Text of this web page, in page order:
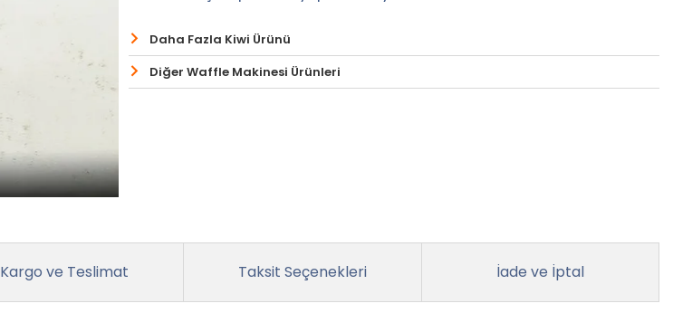
Daha Fazla Kiwi Ürünü
Diğer Waffle Makinesi Ürünleri
Kargo ve Teslimat Taksit Seçenekleri İade ve İptal